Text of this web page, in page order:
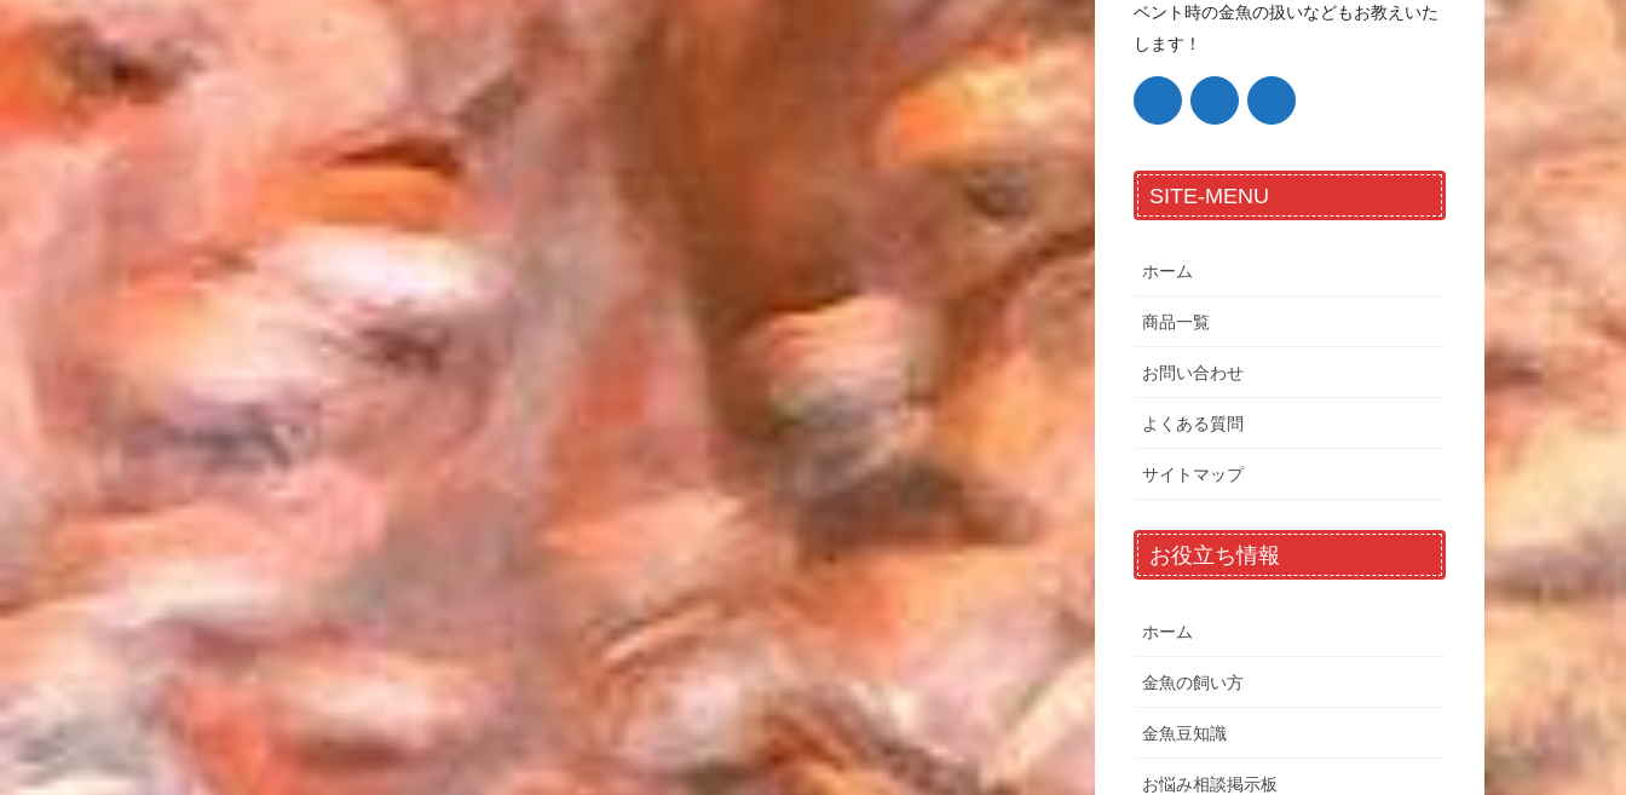
ベント時の金魚の扱いなどもお教えいた
します！
SITE-MENU
ホーム
商品一覧
お問い合わせ
よくある質問
サイトマップ
お役立ち情報
ホーム
金魚の飼い方
金魚豆知識
お悩み相談掲示板